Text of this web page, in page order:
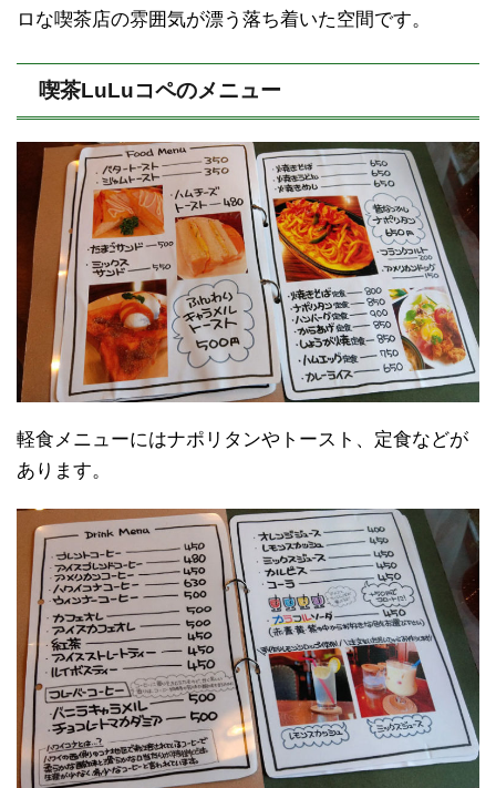
ロな喫茶店の雰囲気が漂う落ち着いた空間です。
喫茶LuLuコペのメニュー
軽食メニューにはナポリタンやトースト、定食などが
あります。